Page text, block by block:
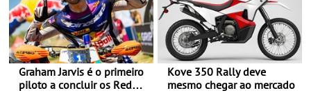
Graham Jarvis é o primeiro
piloto a concluir os Red
Kove 350 Rally deve
mesmo chegar ao mercado